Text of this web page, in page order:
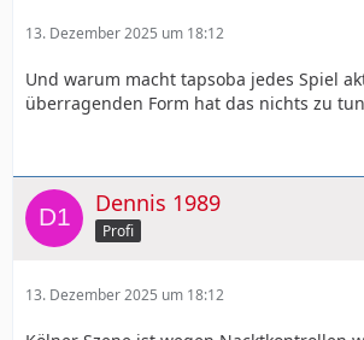
13. Dezember 2025 um 18:12
Und warum macht tapsoba jedes Spiel
überragenden Form hat das nichts zu tun
Dennis 1989
Profi
13. Dezember 2025 um 18:12